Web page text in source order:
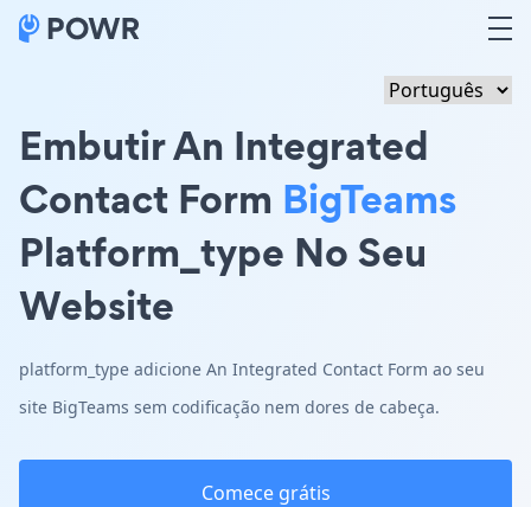
Embutir An Integrated
Contact Form BigTeams
Platform_type No Seu
Website
platform_type adicione An Integrated Contact Form ao seu
site BigTeams sem codificação nem dores de cabeça.
Comece grátis